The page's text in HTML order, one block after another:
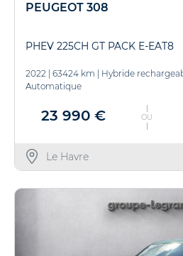
PEUGEOT 308
PHEV 225CH GT PACK E-EAT8
2022 63424 km Hybride
Automatique
23 990 € OU
Le Havre